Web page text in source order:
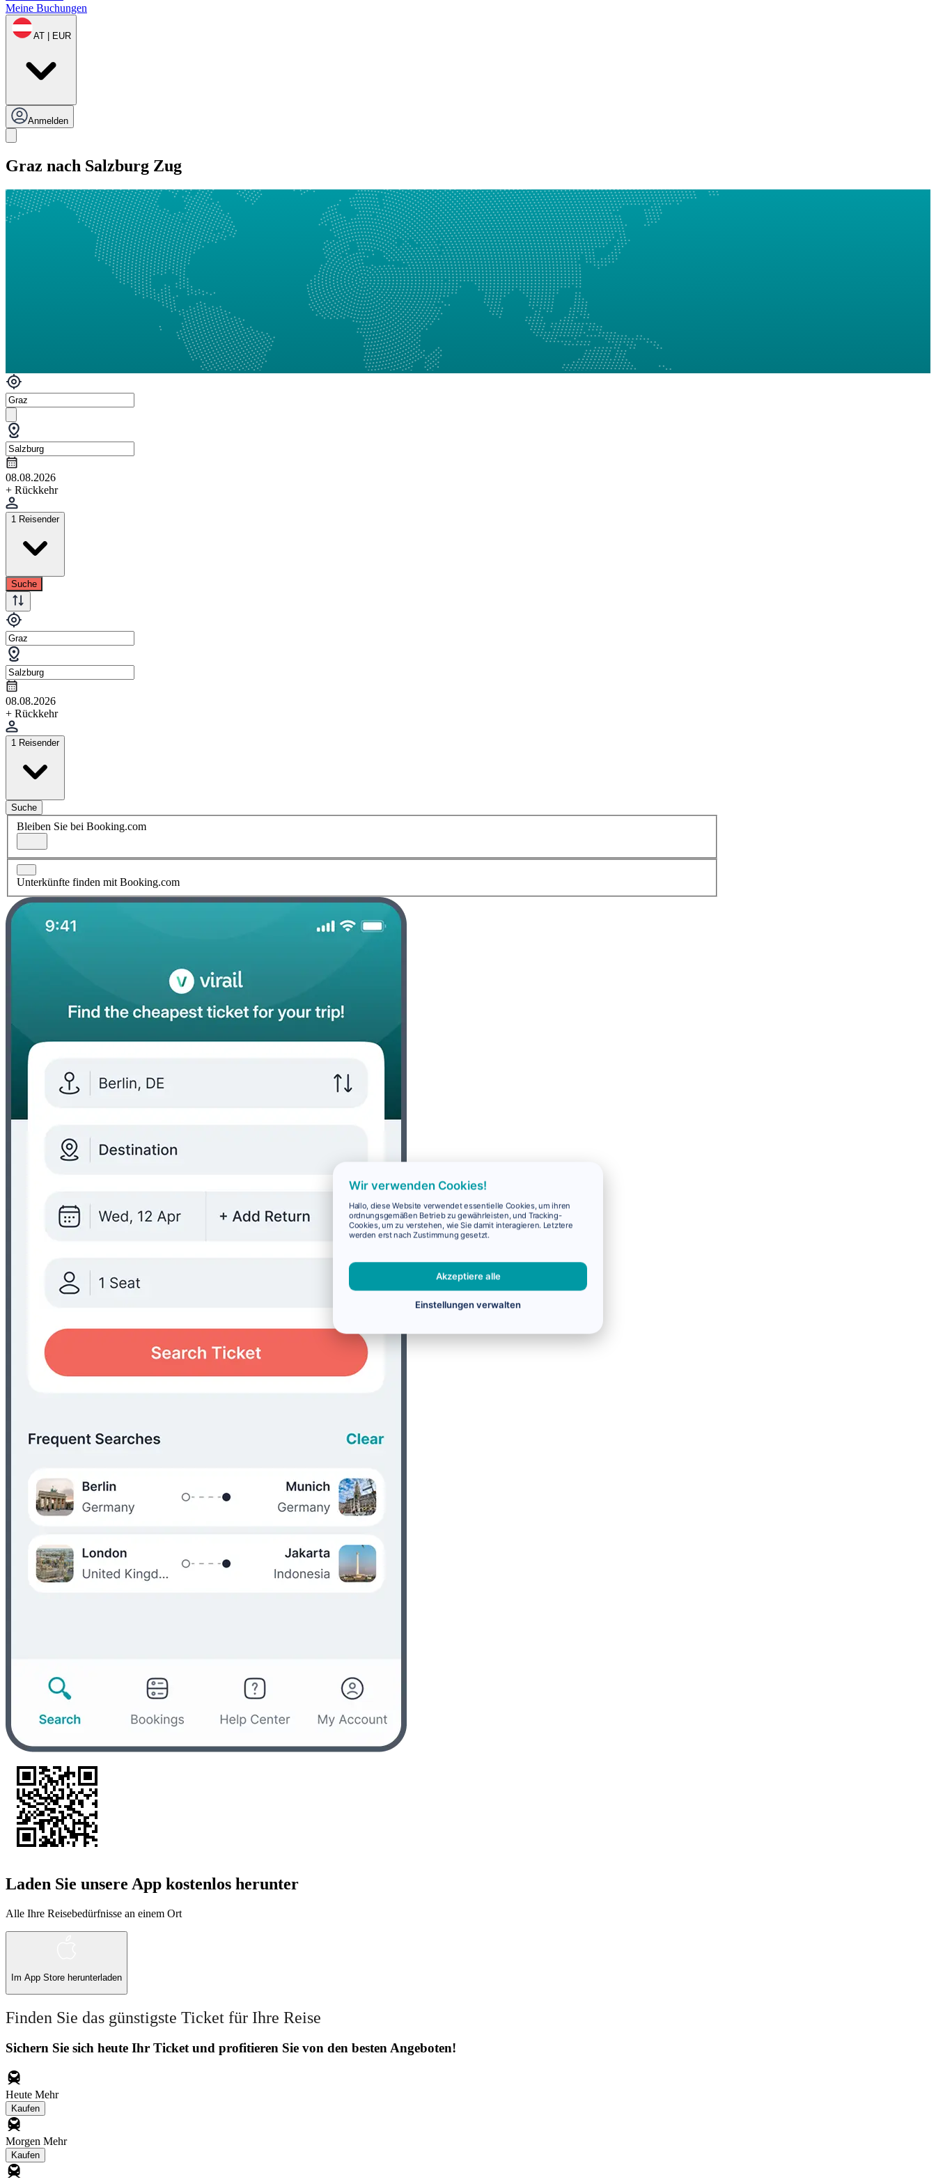
Meine Buchungen
AT | EUR
Anmelden
Graz nach Salzburg Zug
08.08.2026
+ Rückkehr
1 Reisender
Suche
08.08.2026
+ Rückkehr
1 Reisender
Suche
Bleiben Sie bei Booking.com
Unterkünfte finden mit Booking.com
Laden Sie unsere App kostenlos herunter
Alle Ihre Reisebedürfnisse an einem Ort
Im App Store herunterladen
Finden Sie das günstigste Ticket für Ihre Reise
Sichern Sie sich heute Ihr Ticket und profitieren Sie von den besten Angeboten!
Heute Mehr
Kaufen
Morgen Mehr
Kaufen
Wir verwenden Cookies!
Hallo, diese Website verwendet essentielle Cookies, um ihren
ordnungsgemäßen Betrieb zu gewährleisten, und Tracking-
Cookies, um zu verstehen, wie Sie damit interagieren. Letztere
werden erst nach Zustimmung gesetzt.
Akzeptiere alle
Einstellungen verwalten